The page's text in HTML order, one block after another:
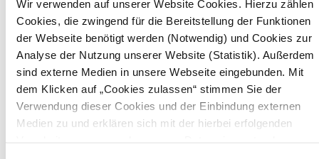
Wir verwenden auf unserer Website Cookies. Hierzu zählen
Cookies, die zwingend für die Bereitstellung der Funktionen
der Webseite benötigt werden (Notwendig) und Cookies zur
Analyse der Nutzung unserer Website (Statistik). Außerdem
sind externe Medien in unsere Webseite eingebunden. Mit
dem Klicken auf „Cookies zulassen“ stimmen Sie der
Verwendung dieser Cookies und der Einbindung externen
Medien zu und erklären sich mit der hierbei erfolgenden
F
Wohnfläche
60,00
Maximale
Belegung